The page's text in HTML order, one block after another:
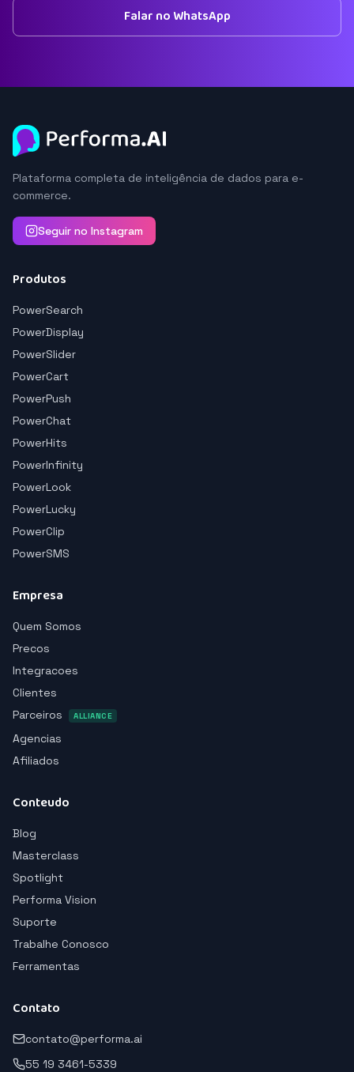
Falar no WhatsApp
Plataforma completa de inteligência de dados para e-
commerce.
Seguir no Instagram
Produtos
PowerSearch
PowerDisplay
PowerSlider
PowerCart
PowerPush
PowerChat
PowerHits
PowerInfinity
PowerLook
PowerLucky
PowerClip
PowerSMS
Empresa
Quem Somos
Precos
Integracoes
Clientes
Parceiros
ALLIANCE
Agencias
Afiliados
Conteudo
Blog
Masterclass
Spotlight
Performa Vision
Suporte
Trabalhe Conosco
Ferramentas
Contato
contato@performa.ai
55 19 3461-5339